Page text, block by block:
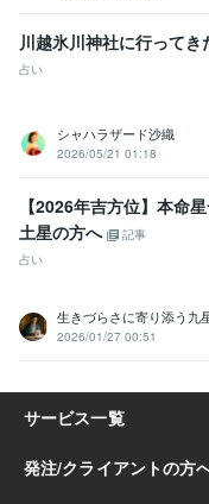
川越氷川神社に行ってき
占い
シャハラザード沙織
2026/05/21 01:18
【2026年吉方位】本命
土星の方へ
記事
占い
生きづらさに寄り添う九
2026/01/27 00:51